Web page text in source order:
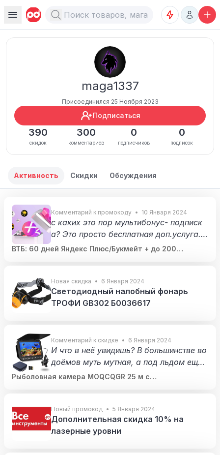
maga1337
Присоединился 25 Ноября 2023
Подписаться
390
скидок
300
комментариев
0
подписчиков
0
подписок
Активность Скидки Обсуждения
Комментарий к промокоду 10 Января 2024
с каких это пор мультибонус- подписк
а? Это просто бесплатная доп.услуга.Д
а, раньше была интересней, когда был
вывод рублями по курсу 1 бонус=0,85
рубНо это не подписка
ВТБ: 60 дней Яндекс Плюс/Букмейт + до 200
Новая скидка 6 Января 2024
Светодиодный налобный фонарь
ТРОФИ GB302 Б0036617
Комментарий к скидке 6 Января 2024
И что в неё увидишь? В большинстве во
доёмов муть мутная, а под льдом ещё
и темно
Рыболовная камера MOQCQGR 25 м с
Новый промокод 5 Января 2024
Дополнительная скидка 10% на
лазерные уровни